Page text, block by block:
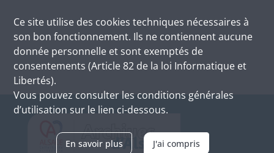
Ce site utilise des cookies techniques nécessaires à
son bon fonctionnement. Ils ne contiennent aucune
donnée personnelle et sont exemptés de
consentements (Article 82 de la loi Informatique et
Libertés).
Vous pouvez consulter les conditions générales
d’utilisation sur le lien ci-dessous.
En savoir plus J'ai compris